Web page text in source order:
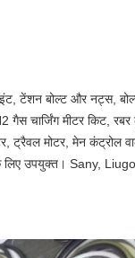
टेंशन बोल्ट और नट्स,
चार्जिंग मीटर किट,
ट्रैवल मोटर, मेन कंट्रोल
के लिए उपयुक्त। Sany,